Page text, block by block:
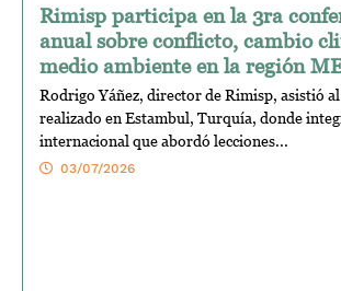
Rimisp participa en la 3ra
anual sobre conflicto, cambio
medio ambiente en la región
Rodrigo Yáñez, director de Rimisp, asistió
realizado en Estambul, Turquía, donde
internacional que abordó lecciones...
03/07/2026